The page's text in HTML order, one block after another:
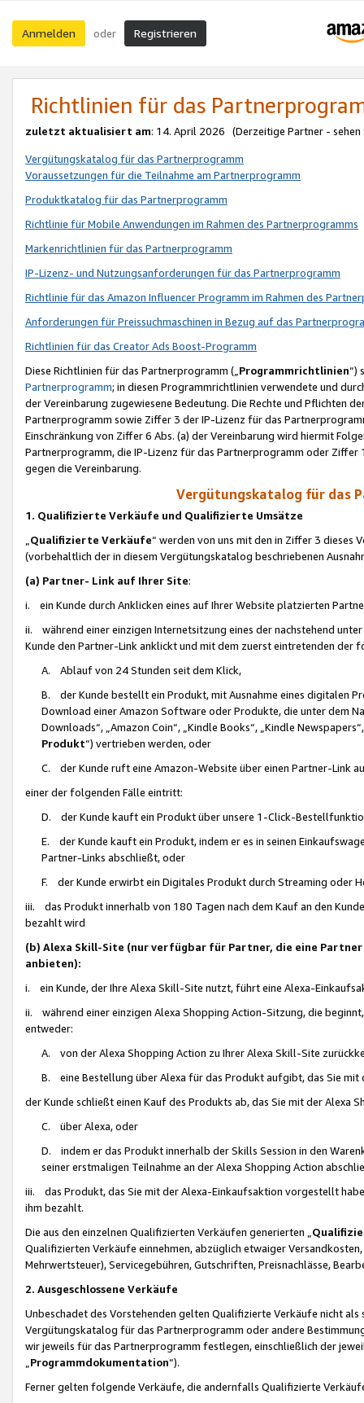
Anmelden oder Registrieren
Richtlinien für das
zuletzt aktualisiert am: 14. April 2026 (Derzeitige Partner - sehen
Vergütungskatalog für das Partnerprogramm
Voraussetzungen für die Teilnahme am Partnerprogramm
Produktkatalog für das Partnerprogramm
Richtlinie für Mobile Anwendungen im Rahmen des Partnerprogramms
Markenrichtlinien für das Partnerprogramm
IP-Lizenz- und Nutzungsanforderungen für das Partnerprogramm
Richtlinie für das Amazon Influencer Programm im Rahmen des
Anforderungen für Preissuchmaschinen in Bezug auf das
Richtlinien für das Creator Ads Boost-Programm
Diese Richtlinien für das Partnerprogramm („Programmrichtlinien“)
Partnerprogramm; in diesen Programmrichtlinien verwendete und
der Vereinbarung zugewiesene Bedeutung. Die Rechte und Pflichten
Partnerprogramm sowie Ziffer 3 der IP-Lizenz für das
Einschränkung von Ziffer 6 Abs. (a) der Vereinbarung wird hiermit
Partnerprogramm, die IP-Lizenz für das Partnerprogramm oder
gegen die Vereinbarung.
Vergütungskatalog für das
1. Qualifizierte Verkäufe und Qualifizierte Umsätze
Qualifizierte Verkäufe“ werden von uns mit den in Ziffer 3
(vorbehaltlich der in diesem Vergütungskatalog beschriebenen
(a) Partner- Link auf Ihrer Site:
i. ein Kunde durch Anklicken eines auf Ihrer Website platzierten
ii. während einer einzigen Internetsitzung eines der nachstehend
Kunde den Partner-Link anklickt und mit dem zuerst eintretenden der
A. Ablauf von 24 Stunden seit dem Klick,
B. der Kunde bestellt ein Produkt, mit Ausnahme eines digitalen
Download einer Amazon Software oder Produkte, die unter dem
Downloads“, „Amazon Coin“, „Kindle Books“, „Kindle
Produkt“) vertrieben werden, oder
C. der Kunde ruft eine Amazon-Website über einen Partner-Link
einer der folgenden Fälle eintritt:
D. der Kunde kauft ein Produkt über unsere 1-Click-
E. der Kunde kauft ein Produkt, indem er es in seinen
Partner-Links abschließt, oder
F. der Kunde erwirbt ein Digitales Produkt durch Streaming oder
iii. das Produkt innerhalb von 180 Tagen nach dem Kauf an den
bezahlt wird
(b) Alexa Skill-Site (nur verfügbar für Partner, die eine
anbieten):
i. ein Kunde, der Ihre Alexa Skill-Site nutzt, führt eine Alexa-
ii. während einer einzigen Alexa Shopping Action-Sitzung, die
entweder:
A. von der Alexa Shopping Action zu Ihrer Alexa Skill-Site
B. eine Bestellung über Alexa für das Produkt aufgibt, das Sie mit
der Kunde schließt einen Kauf des Produkts ab, das Sie mit der Alexa
C. über Alexa, oder
D. indem er das Produkt innerhalb der Skills Session in den
seiner erstmaligen Teilnahme an der Alexa Shopping Action
iii. das Produkt, das Sie mit der Alexa-Einkaufsaktion vorgestellt
ihm bezahlt.
Die aus den einzelnen Qualifizierten Verkäufen generierten „
Qualifizierten Verkäufe einnehmen, abzüglich etwaiger
Mehrwertsteuer), Servicegebühren, Gutschriften, Preisnachlässe,
2. Ausgeschlossene Verkäufe
Unbeschadet des Vorstehenden gelten Qualifizierte Verkäufe nicht
Vergütungskatalog für das Partnerprogramm oder andere
wir jeweils für das Partnerprogramm festlegen, einschließlich der
Programmdokumentation“).
Ferner gelten folgende Verkäufe, die andernfalls Qualifizierte